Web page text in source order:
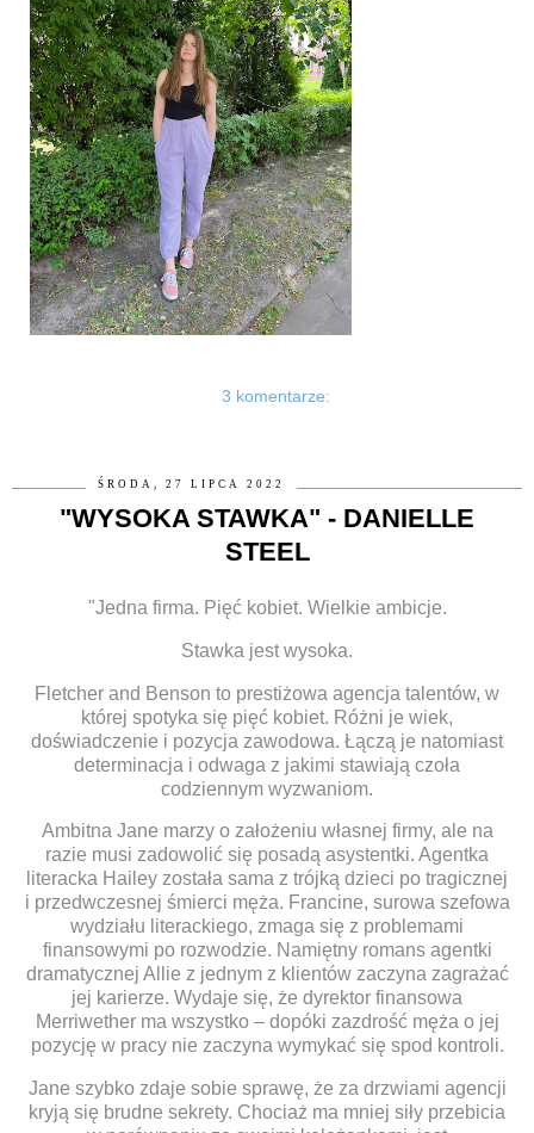
3 komentarze:
ŚRODA, 27 LIPCA 2022
"WYSOKA STAWKA" - DANIELLE
STEEL
"Jedna firma. Pięć kobiet. Wielkie ambicje.
Stawka jest wysoka.
Fletcher and Benson to prestiżowa agencja talentów, w
której spotyka się pięć kobiet. Różni je wiek,
doświadczenie i pozycja zawodowa. Łączą je natomiast
determinacja i odwaga z jakimi stawiają czoła
codziennym wyzwaniom.
Ambitna Jane marzy o założeniu własnej firmy, ale na
razie musi zadowolić się posadą asystentki. Agentka
literacka Hailey została sama z trójką dzieci po tragicznej
i przedwczesnej śmierci męża. Francine, surowa szefowa
wydziału literackiego, zmaga się z problemami
finansowymi po rozwodzie. Namiętny romans agentki
dramatycznej Allie z jednym z klientów zaczyna zagrażać
jej karierze. Wydaje się, że dyrektor finansowa
Merriwether ma wszystko – dopóki zazdrość męża o jej
pozycję w pracy nie zaczyna wymykać się spod kontroli.
Jane szybko zdaje sobie sprawę, że za drzwiami agencji
kryją się brudne sekrety. Chociaż ma mniej siły przebicia